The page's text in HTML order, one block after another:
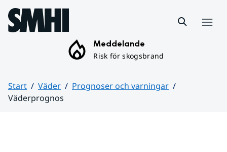
Hoppa till sidans innehåll
Meddelande
Risk för skogsbrand
Start Väder
Prognoser och varningar
Väderprognos